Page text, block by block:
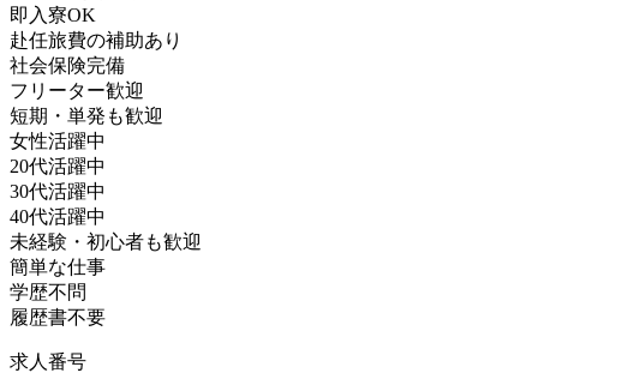
即入寮OK
赴任旅費の補助あり
社会保険完備
フリーター歓迎
短期・単発も歓迎
女性活躍中
20代活躍中
30代活躍中
40代活躍中
未経験・初心者も歓迎
簡単な仕事
学歴不問
履歴書不要
求人番号